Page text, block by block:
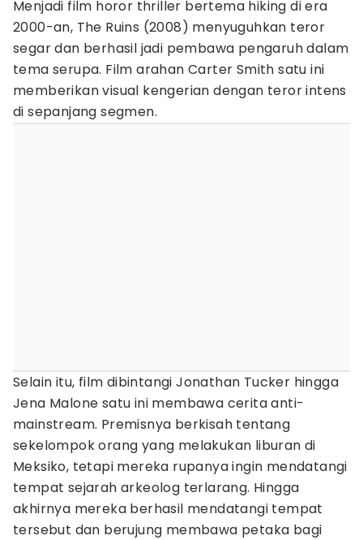
Menjadi film horor thriller bertema hiking di era
2000-an, The Ruins (2008) menyuguhkan teror
segar dan berhasil jadi pembawa pengaruh dalam
tema serupa. Film arahan Carter Smith satu ini
memberikan visual kengerian dengan teror intens
di sepanjang segmen.
Selain itu, film dibintangi Jonathan Tucker hingga
Jena Malone satu ini membawa cerita anti-
mainstream. Premisnya berkisah tentang
sekelompok orang yang melakukan liburan di
Meksiko, tetapi mereka rupanya ingin mendatangi
tempat sejarah arkeolog terlarang. Hingga
akhirnya mereka berhasil mendatangi tempat
tersebut dan berujung membawa petaka bagi